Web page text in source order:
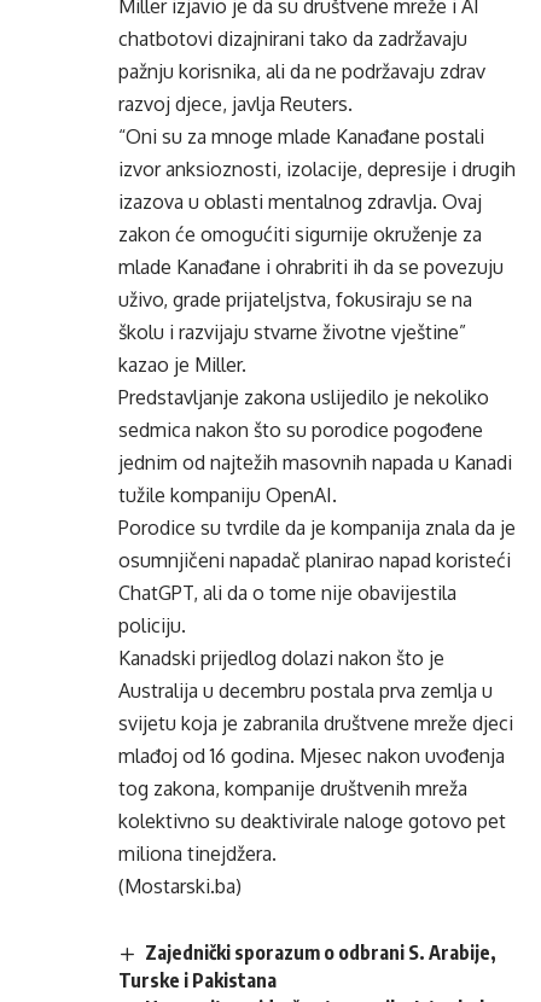
Miller izjavio je da su društvene mreže i AI
chatbotovi dizajnirani tako da zadržavaju
pažnju korisnika, ali da ne podržavaju zdrav
razvoj djece, javlja Reuters.
“Oni su za mnoge mlade Kanađane postali
izvor anksioznosti, izolacije, depresije i drugih
izazova u oblasti mentalnog zdravlja. Ovaj
zakon će omogućiti sigurnije okruženje za
mlade Kanađane i ohrabriti ih da se povezuju
uživo, grade prijateljstva, fokusiraju se na
školu i razvijaju stvarne životne vještine”
kazao je Miller.
Predstavljanje zakona uslijedilo je nekoliko
sedmica nakon što su porodice pogođene
jednim od najtežih masovnih napada u Kanadi
tužile kompaniju OpenAI.
Porodice su tvrdile da je kompanija znala da je
osumnjičeni napadač planirao napad koristeći
ChatGPT, ali da o tome nije obavijestila
policiju.
Kanadski prijedlog dolazi nakon što je
Australija u decembru postala prva zemlja u
svijetu koja je zabranila društvene mreže djeci
mlađoj od 16 godina. Mjesec nakon uvođenja
tog zakona, kompanije društvenih mreža
kolektivno su deaktivirale naloge gotovo pet
miliona tinejdžera.
(Mostarski.ba)
Zajednički sporazum o odbrani S. Arabije,
Turske i Pakistana